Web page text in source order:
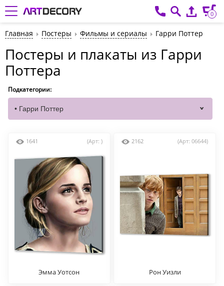
0
Главная Постеры Фильмы и сериалы Гарри Поттер
Постеры и плакаты из Гарри
Поттера
Подкатегории:
1641 (Арт: )
Эмма Уотсон
2162 (Арт: 06644)
Рон Уизли